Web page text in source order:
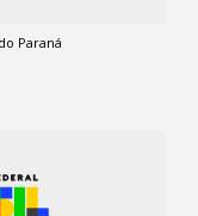
Paraná